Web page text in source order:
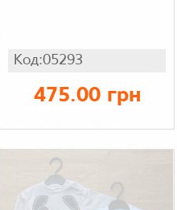
Код:05293
475.00 грн